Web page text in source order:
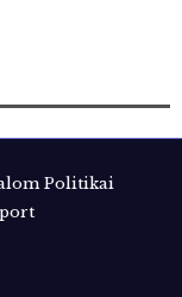
Politikai